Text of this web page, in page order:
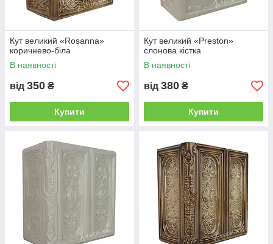
Кут великий «Rosanna»
коричнево-біла
В наявності
від 350 ₴
Купити
Кут великий «Preston»
слонова кістка
В наявності
від 380 ₴
Купити